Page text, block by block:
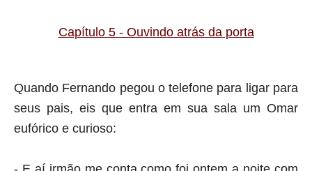
Capítulo 5 - Ouvindo atrás da porta
Quando Fernando pegou o telefone para ligar para
seus pais, eis que entra em sua sala um Omar
eufórico e curioso: